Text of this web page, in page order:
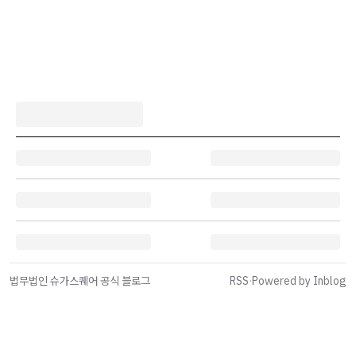
법무법인 슈가스퀘어 공식 블로그 RSS·Powered by Inblog